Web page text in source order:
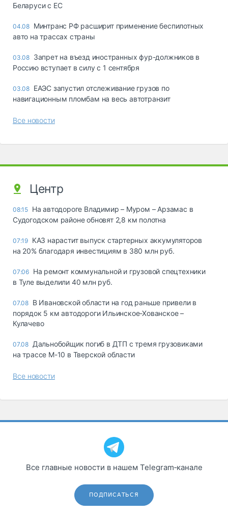
Беларуси с ЕС
04.08 Минтранс РФ расширит применение беспилотных
авто на трассах страны
03.08 Запрет на въезд иностранных фур-должников в
Россию вступает в силу с 1 сентября
03.08 ЕАЭС запустил отслеживание грузов по
навигационным пломбам на весь автотранзит
Все новости
Центр
08:15 На автодороге Владимир – Муром – Арзамас в
Судогодском районе обновят 2,8 км полотна
07:19 КАЗ нарастит выпуск стартерных аккумуляторов
на 20% благодаря инвестициям в 380 млн руб.
07:06 На ремонт коммунальной и грузовой спецтехники
в Туле выделили 40 млн руб.
07.08 В Ивановской области на год раньше привели в
порядок 5 км автодороги Ильинское-Хованское –
Кулачево
07.08 Дальнобойщик погиб в ДТП с тремя грузовиками
на трассе М-10 в Тверской области
Все новости
Все главные новости в нашем Telegram‑канале
ПОДПИСАТЬСЯ